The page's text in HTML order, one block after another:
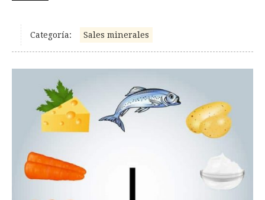
Categoría: Sales minerales